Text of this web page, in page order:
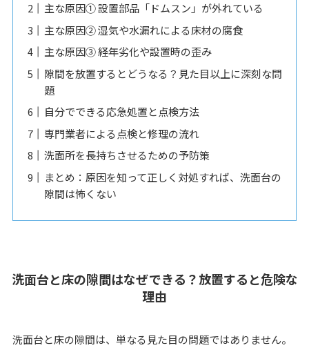
主な原因① 設置部品「ドムスン」が外れている
主な原因② 湿気や水漏れによる床材の腐食
主な原因③ 経年劣化や設置時の歪み
隙間を放置するとどうなる？見た目以上に深刻な問
題
自分でできる応急処置と点検方法
専門業者による点検と修理の流れ
洗面所を長持ちさせるための予防策
まとめ：原因を知って正しく対処すれば、洗面台の
隙間は怖くない
洗面台と床の隙間はなぜできる？放置すると危険な
理由
洗面台と床の隙間は、単なる見た目の問題ではありません。